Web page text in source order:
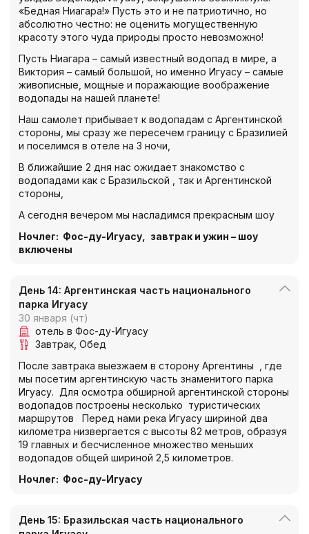
«Бедная Ниагара!» Пусть это и не патриотично, но
абсолютно честно: не оценить могущественную
красоту этого чуда природы просто невозможно!
Пусть Ниагара – самый известный водопад в мире, а
Виктория – самый большой, но именно Игуасу – самые
живописные, мощные и поражающие воображение
водопады на нашей планете!
Наш самолет прибывает к водопадам с Аргентинской
стороны, мы сразу же пересечем границу с Бразилией
и поселимся в отеле на 3 ночи,
В ближайшие 2 дня нас ожидает знакомство с
водопадами как с Бразильской , так и Аргентинской
стороны,
А сегодня вечером мы насладимся прекрасным шоу
Ночлег: Фос-ду-Игуасу
завтрак и ужин – шоу
включены
День 14: Аргентинская часть национального
парка Игуасу
30 января (чт)
отель в Фос-ду-Игуасу
Завтрак Обед
После завтрака выезжаем в сторону Аргентины , где
мы посетим аргентинскую часть знаменитого парка
Игуасу. Для осмотра обширной аргентинской стороны
водопадов построены несколько туристических
маршрутов Перед нами река Игуасу шириной два
километра низвергается с высоты 82 метров, образуя
19 главных и бесчисленное множество меньших
водопадов общей шириной 2,5 километров.
Ночлег: Фос-ду-Игуасу
День 15: Бразильская часть национального